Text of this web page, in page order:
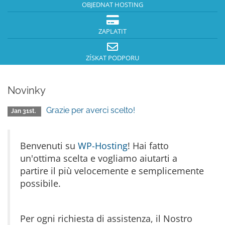
OBJEDNAT HOSTING
ZAPLATIT
ZÍSKAT PODPORU
Novinky
Jan 31st. Grazie per averci scelto!
Benvenuti su WP-Hosting! Hai fatto
un'ottima scelta e vogliamo aiutarti a
partire il più velocemente e semplicemente
possibile.
Per ogni richiesta di assistenza, il Nostro